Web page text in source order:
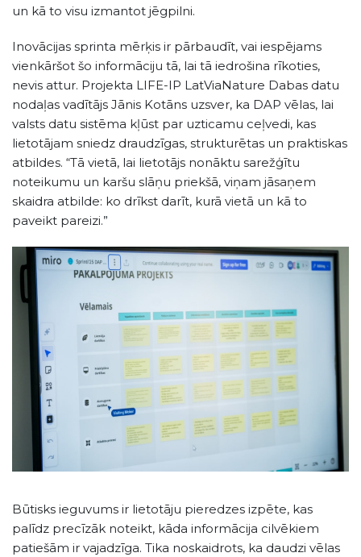
un kā to visu izmantot jēgpilni.
Inovācijas sprinta mērķis ir pārbaudīt, vai iespējams
vienkāršot šo informāciju tā, lai tā iedrošina rīkoties,
nevis attur. Projekta LIFE-IP LatViaNature Dabas datu
nodaļas vadītājs Jānis Kotāns uzsver, ka DAP vēlas, lai
valsts datu sistēma kļūst par uzticamu ceļvedi, kas
lietotājam sniedz draudzīgas, strukturētas un praktiskas
atbildes. “Tā vietā, lai lietotājs nonāktu sarežģītu
noteikumu un karšu slāņu priekšā, viņam jāsaņem
skaidra atbilde: ko drīkst darīt, kurā vietā un kā to
paveikt pareizi.”
Būtisks ieguvums ir lietotāju pieredzes izpēte, kas
palīdz precīzāk noteikt, kāda informācija cilvēkiem
patiešām ir vajadzīga. Tika noskaidrots, ka daudzi vēlas